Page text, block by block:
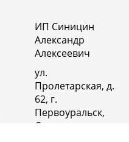
ИП Синицин
Александр
Алексеевич
ул.
Пролетарская, д.
62, г.
Первоуральск,
Свердловская